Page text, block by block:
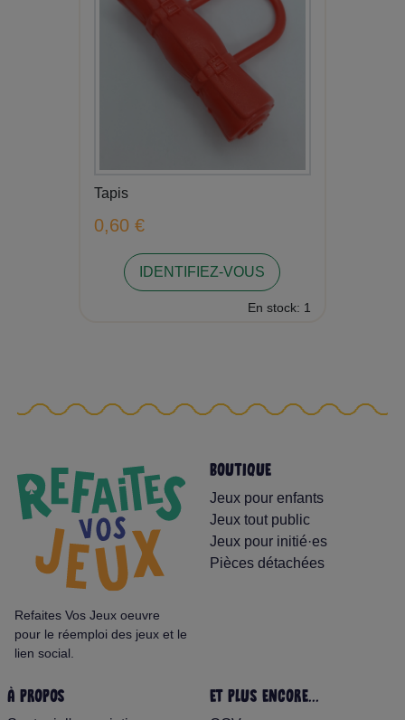
Tapis
0,60 €
IDENTIFIEZ-VOUS
En stock: 1
Refaites Vos Jeux oeuvre
pour le réemploi des jeux et le
lien social.
BOUTIQUE
Jeux pour enfants
Jeux tout public
Jeux pour initié·es
Pièces détachées
À PROPOS ET PLUS ENCORE...